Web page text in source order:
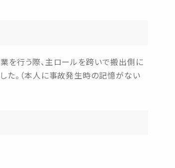
を行う際、主ロールを跨いで搬出側に
た。（本人に事故発生時の記憶がない